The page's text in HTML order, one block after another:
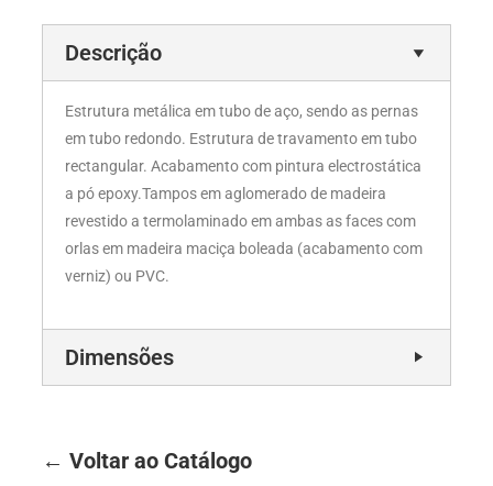
Descrição
Estrutura metálica em tubo de aço, sendo as pernas
em tubo redondo. Estrutura de travamento em tubo
rectangular. Acabamento com pintura electrostática
a pó epoxy.Tampos em aglomerado de madeira
revestido a termolaminado em ambas as faces com
orlas em madeira maciça boleada (acabamento com
verniz) ou PVC.
Dimensões
← Voltar ao Catálogo